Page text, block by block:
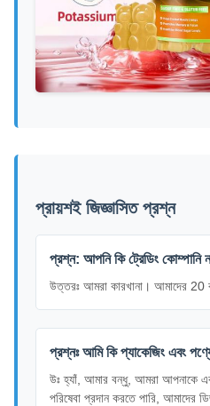
প্রায়শই জিজ্ঞাসিত প্রশ্ন
প্রশ্ন: আপনি কি ট্রেডিং কোম্পানি
উত্তরঃ আমরা কারখানা। আমাদের 20
প্রশ্নঃ আমি কি প্যাকেজিং এবং
উঃ হ্যাঁ, আমার বন্ধু, আমরা আপনাকে
পরিষেবা প্রদান করতে পারি, আমাদের